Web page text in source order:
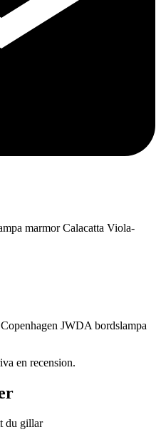
marmor Calacatta Viola-
JWDA bordslampa
en recension.
du gillar